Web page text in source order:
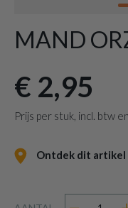
MAND
€ 2,95
Prijs per stuk, incl. btw
Ontdek dit artikel